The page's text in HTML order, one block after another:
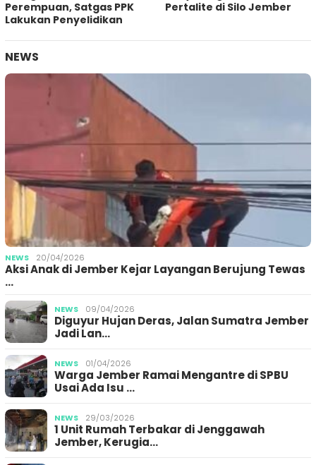
Perempuan, Satgas PPK
Lakukan Penyelidikan
Pertalite di Silo Jember
NEWS
NEWS 20/04/2026
Aksi Anak di Jember Kejar Layangan Berujung Tewas
…
NEWS 09/04/2026
Diguyur Hujan Deras, Jalan Sumatra Jember
Jadi Lan…
NEWS 01/04/2026
Warga Jember Ramai Mengantre di SPBU
Usai Ada Isu …
NEWS 29/03/2026
1 Unit Rumah Terbakar di Jenggawah
Jember, Kerugia…